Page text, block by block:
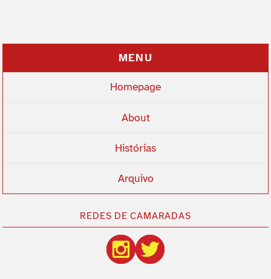
MENU
Homepage
About
Histórias
Arquivo
REDES DE CAMARADAS